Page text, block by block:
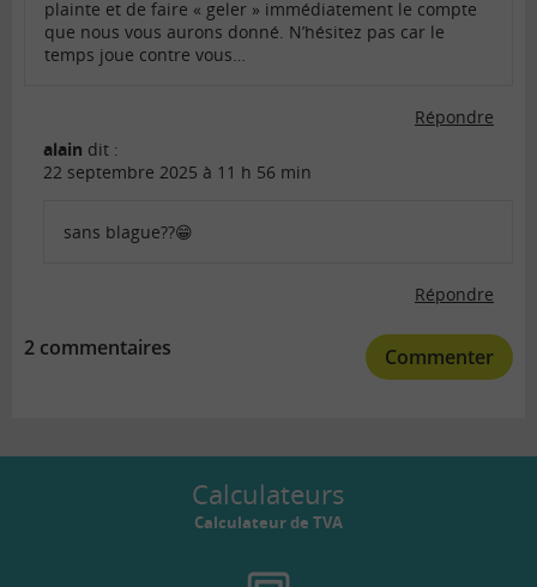
plainte et de faire « geler » immédiatement le compte
que nous vous aurons donné. N’hésitez pas car le
temps joue contre vous…
Répondre
alain dit :
22 septembre 2025 à 11 h 56 min
sans blague??😁
Répondre
2 commentaires Commenter
Calculateurs
Calculateur de TVA